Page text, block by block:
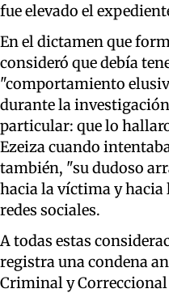
fue elevado el
En el dictamen que
consideró que debía
"comportamiento
durante la
particular: que lo
Ezeiza cuando
también, "su dudoso
hacia la víctima y hacia
redes sociales.
A todas estas
registra una condena
Criminal y Correccional